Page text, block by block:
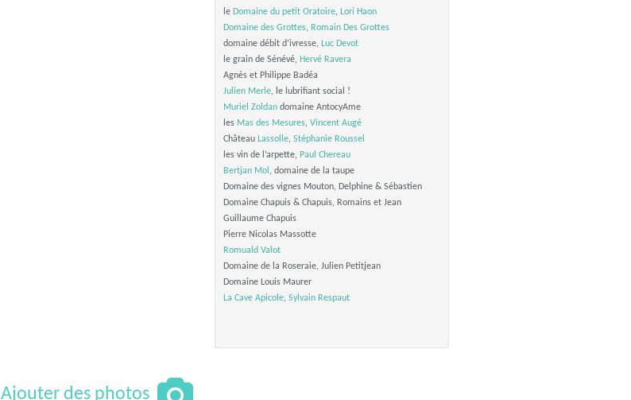
le Domaine du petit Oratoire, Lori Haon
Domaine des Grottes, Romain Des Grottes
domaine débit d’ivresse, Luc Devot
le grain de Sénévé, Hervé Ravera
Agnès et Philippe Badéa
Julien Merle, le lubrifiant social !
Muriel Zoldandomaine AntocyAme
les Mas des Mesures, Vincent Augé
Château Lassolle, Stéphanie Roussel
les vin de l’arpette, Paul Chereau
Bertjan Mol , domaine de la taupe
Domaine des vignes Mouton, Delphine & Sébastien
Domaine Chapuis & Chapuis, Romains et Jean
Guillaume Chapuis
Pierre Nicolas Massotte
Romuald Valot
Domaine de la Roseraie, Julien Petitjean
Domaine Louis Maurer
La Cave Apicole, Sylvain Respaut
Ajouter des photos